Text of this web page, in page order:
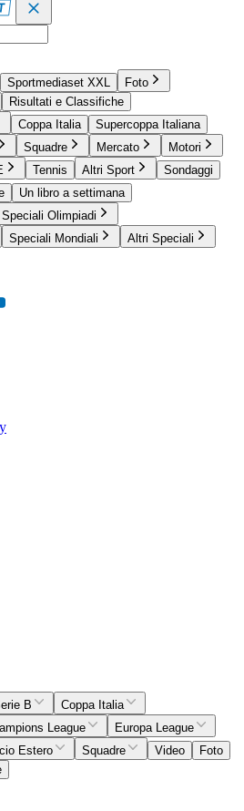
Sportmediaset XXL
Foto
Risultati e Classifiche
Coppa Italia
Supercoppa Italiana
Squadre Mercato
Motori
Tennis Altri Sport
Sondaggi
Un libro a settimana
Speciali Olimpiadi
Speciali Mondiali Altri Speciali
B
Coppa Italia
League
Europa League
Estero Squadre Video
Foto